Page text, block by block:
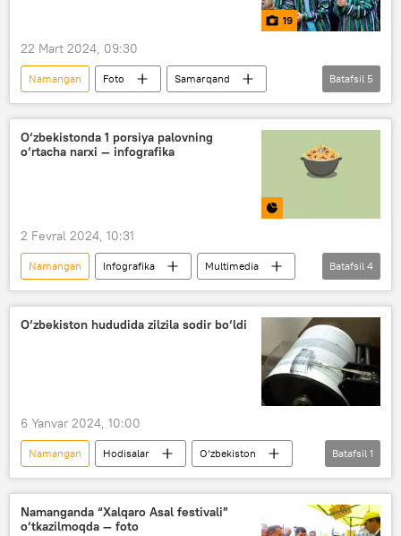
19
22 Mart 2024, 09:30
Namangan Foto
Samarqand
Andijon
Navoiy viloyati
Surxondaryo
Toshkent viloyati
Navro‘z
Batafsil 5
O‘zbekistonda 1 porsiya palovning
o‘rtacha narxi — infografika
2 Fevral 2024, 10:31
Namangan Infografika
Multimedia
O‘zbekiston
palov
Toshkent
narx-navo
Batafsil 4
O‘zbekiston hududida zilzila sodir bo‘ldi
6 Yanvar 2024, 10:00
Namangan Hodisalar
O‘zbekiston
zilzila
Batafsil 1
Namanganda “Xalqaro Asal festivali”
o‘tkazilmoqda — foto